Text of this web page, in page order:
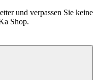
und verpassen Sie keine
Shop.